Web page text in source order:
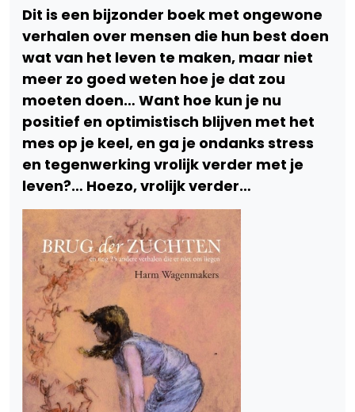
Dit is een bijzonder boek met ongewone
verhalen over mensen die hun best doen
wat van het leven te maken, maar niet
meer zo goed weten hoe je dat zou
moeten doen… Want hoe kun je nu
positief en optimistisch blijven met het
mes op je keel, en ga je ondanks stress
en tegenwerking vrolijk verder met je
leven?… Hoezo, vrolijk verder…